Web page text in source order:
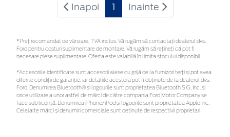
Inapoi 1 Inainte
*Preţ recomandat de vânzare, TVA inclus. Vă rugăm să contactaţi dealerul dvs.
Ford pentru costuri suplimentare de montare. Vă rugăm să rețineți că pot fi
necesare piese suplimentare. Oferta este valabilă în limita stocului disponibil.
*Accesoriile identificate sunt accesorii alese cu grijă de la furnizori terți și pot avea
diferite condiții de garanție, iar detaliile acestora pot fi obținute de la dealerul dvs.
Ford. Denumirea Bluetooth® și logourile sunt proprietatea Bluetooth SIG, Inc. și
orice utilizare a unor astfel de mărci de către compania Ford Motor Company se
face sub licență. Denumirea iPhone/iPod și logourile sunt proprietatea Apple Inc.
Celelalte mărci și denumiri comerciale sunt deținute de respectivii proprietari